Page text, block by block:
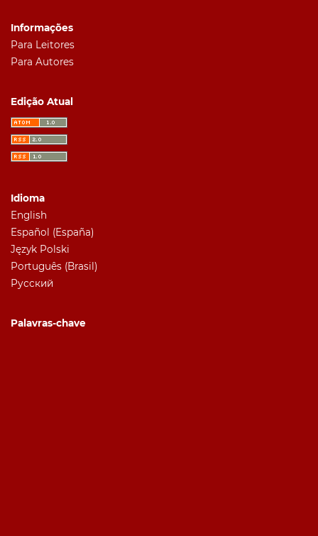
Informações
Para Leitores
Para Autores
Edição Atual
Idioma
English
Español (España)
Język Polski
Português (Brasil)
Русский
Palavras-chave